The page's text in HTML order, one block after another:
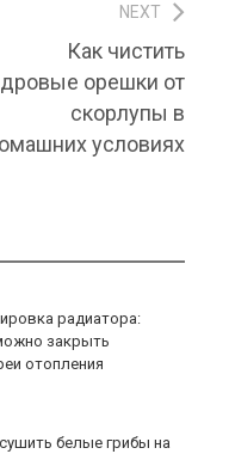
NEXT
Next post:
Как чистить
орешки от
скорлупы в
условиях
радиатора:
закрыть
отопления
белые грибы на